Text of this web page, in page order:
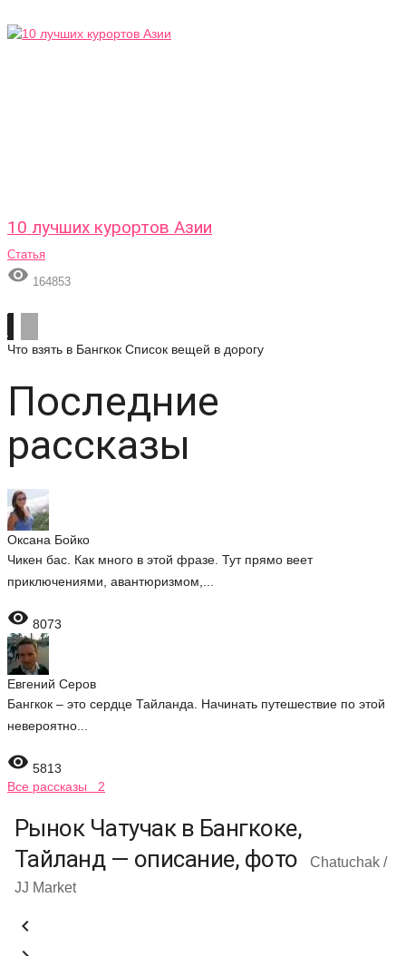
10 лучших курортов Азии
Статья
 164853
Что взять в Бангкок Список вещей в дорогу
Последние
рассказы
Оксана Бойко
Чикен бас. Как много в этой фразе. Тут прямо веет
приключениями, авантюризмом,...
 8073
Евгений Серов
Бангкок – это сердце Тайланда. Начинать путешествие по этой
невероятно...
 5813
Все рассказы 2
Рынок Чатучак в Бангкоке,
Тайланд — описание, фото
Chatuchak /
JJ Market
